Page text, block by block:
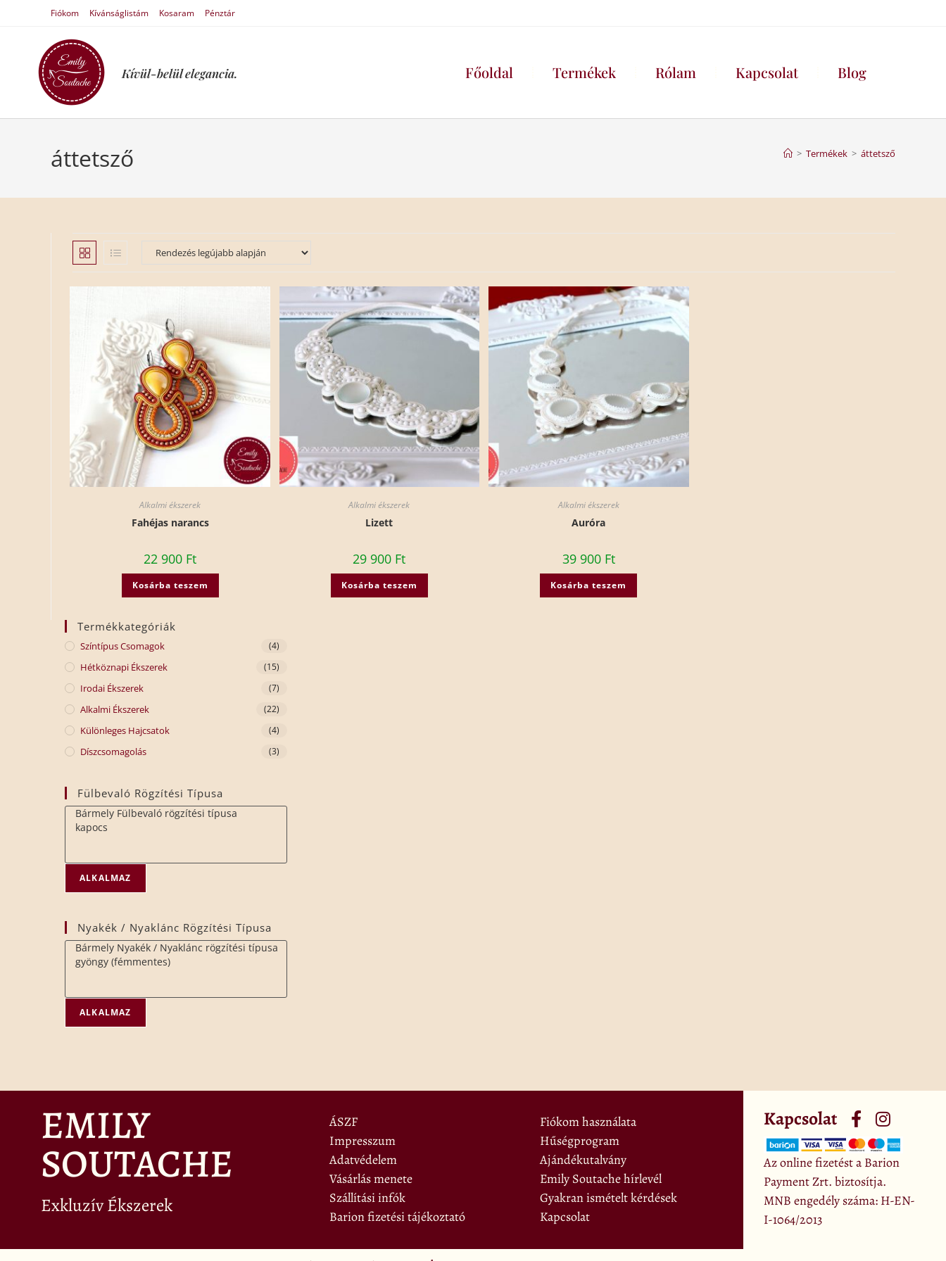
Fiókom Kívánságlistám Kosaram Pénztár
Kívül-belül elegancia. Főoldal Termékek Rólam Kapcsolat Blog
áttetsző > Termékek > áttetsző
Alkalmi ékszerek
Fahéjas narancs
22 900 Ft
Kosárba teszem
Alkalmi ékszerek
Lizett
29 900 Ft
Kosárba teszem
Alkalmi ékszerek
Auróra
39 900 Ft
Kosárba teszem
Termékkategóriák
Színtípus Csomagok (4)
Hétköznapi Ékszerek (15)
Irodai Ékszerek (7)
Alkalmi Ékszerek (22)
Különleges Hajcsatok (4)
Díszcsomagolás (3)
Fülbevaló Rögzítési Típusa
ALKALMAZ
Nyakék / Nyaklánc Rögzítési Típusa
ALKALMAZ
EMILY
SOUTACHE
Exkluzív Ékszerek
ÁSZF
Impresszum
Adatvédelem
Vásárlás menete
Szállítási infók
Barion fizetési tájékoztató
Fiókom használata
Hűségprogram
Ajándékutalvány
Emily Soutache hírlevél
Gyakran ismételt kérdések
Kapcsolat
Kapcsolat
Az online fizetést a Barion
Payment Zrt. biztosítja.
MNB engedély száma: H-EN-
I-1064/2013